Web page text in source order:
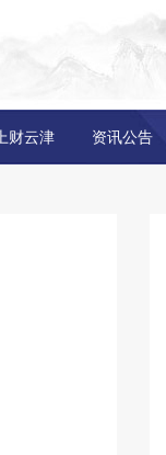
上财云津 资讯公告